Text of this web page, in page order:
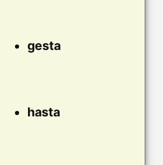
gesta
hasta